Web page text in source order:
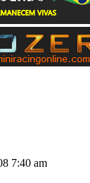
7:40 am